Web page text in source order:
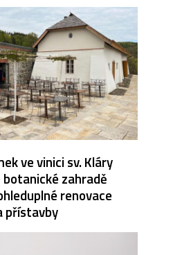
ve vinici sv. Kláry
zahradě
renovace
přístavby